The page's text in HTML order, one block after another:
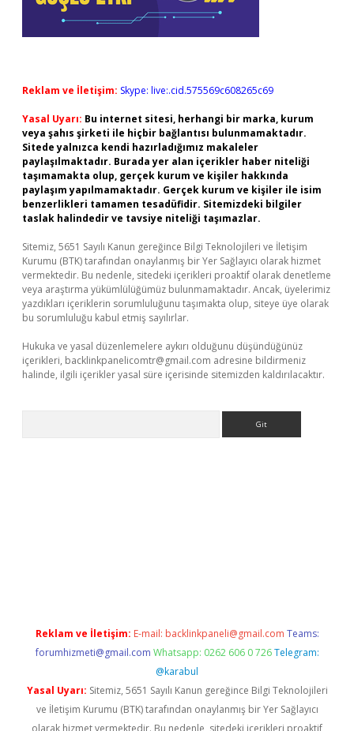
Reklam ve İletişim: Skype: live:.cid.575569c608265c69
Yasal Uyarı: Bu internet sitesi, herhangi bir marka, kurum
veya şahıs şirketi ile hiçbir bağlantısı bulunmamaktadır.
Sitede yalnızca kendi hazırladığımız makaleler
paylaşılmaktadır. Burada yer alan içerikler haber niteliği
taşımamakta olup, gerçek kurum ve kişiler hakkında
paylaşım yapılmamaktadır. Gerçek kurum ve kişiler ile isim
benzerlikleri tamamen tesadüfidir. Sitemizdeki bilgiler
taslak halindedir ve tavsiye niteliği taşımazlar.
Sitemiz, 5651 Sayılı Kanun gereğince Bilgi Teknolojileri ve İletişim
Kurumu (BTK) tarafından onaylanmış bir Yer Sağlayıcı olarak hizmet
vermektedir. Bu nedenle, sitedeki içerikleri proaktif olarak denetleme
veya araştırma yükümlülüğümüz bulunmamaktadır. Ancak, üyelerimiz
yazdıkları içeriklerin sorumluluğunu taşımakta olup, siteye üye olarak
bu sorumluluğu kabul etmiş sayılırlar.
Hukuka ve yasal düzenlemelere aykırı olduğunu düşündüğünüz
içerikleri, backlinkpanelicomtr@gmail.com adresine bildirmeniz
halinde, ilgili içerikler yasal süre içerisinde sitemizden kaldırılacaktır.
Reklam ve İletişim: E-mail: backlinkpaneli@gmail.com Teams:
forumhizmeti@gmail.com Whatsapp: 0262 606 0 726 Telegram:
@karabul
Yasal Uyarı: Sitemiz, 5651 Sayılı Kanun gereğince Bilgi Teknolojileri
ve İletişim Kurumu (BTK) tarafından onaylanmış bir Yer Sağlayıcı
olarak hizmet vermektedir. Bu nedenle, sitedeki içerikleri proaktif